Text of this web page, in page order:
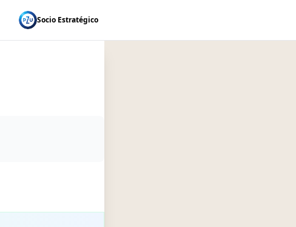
Socio Estratégico